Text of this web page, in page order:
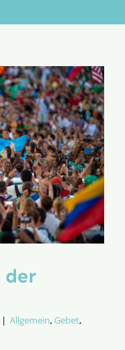
der
| Allgemein,Gebet,